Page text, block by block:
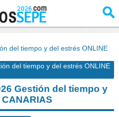
del tiempo y del estrés ONLINE
del tiempo y del estrés ONLINE
Gestión del tiempo y